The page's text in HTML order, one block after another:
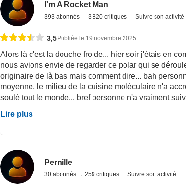
I'm A Rocket Man
393 abonnés 3 820 critiques Suivre son activité
3,5 Publiée le 19 novembre 2025
Alors là c'est la douche froide... hier soir j'étais en
nous avions envie de regarder ce polar qui se
originaire de là bas mais comment dire... bah
moyenne, le milieu de la cuisine moléculaire n'a
soulé tout le monde... bref personne n'a vraiment
Lire plus
Pernille
30 abonnés 259 critiques Suivre son activité